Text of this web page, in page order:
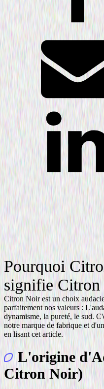
Pourquoi
signifie
Citron Noir est un choix
parfaitement nos valeurs :
dynamisme, la pureté, le sud.
notre marque de fabrique et
en lisant cet article.
L'origine
Citron Noir)